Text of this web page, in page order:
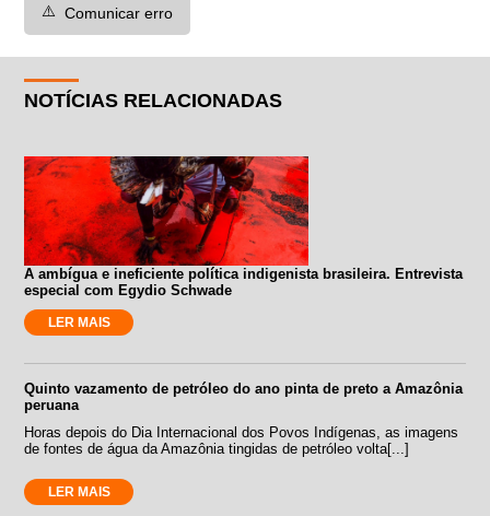
⚠️ Comunicar erro
NOTÍCIAS RELACIONADAS
A ambígua e ineficiente política indigenista brasileira. Entrevista
especial com Egydio Schwade
LER MAIS
Quinto vazamento de petróleo do ano pinta de preto a Amazônia
peruana
Horas depois do Dia Internacional dos Povos Indígenas, as imagens
de fontes de água da Amazônia tingidas de petróleo volta[...]
LER MAIS